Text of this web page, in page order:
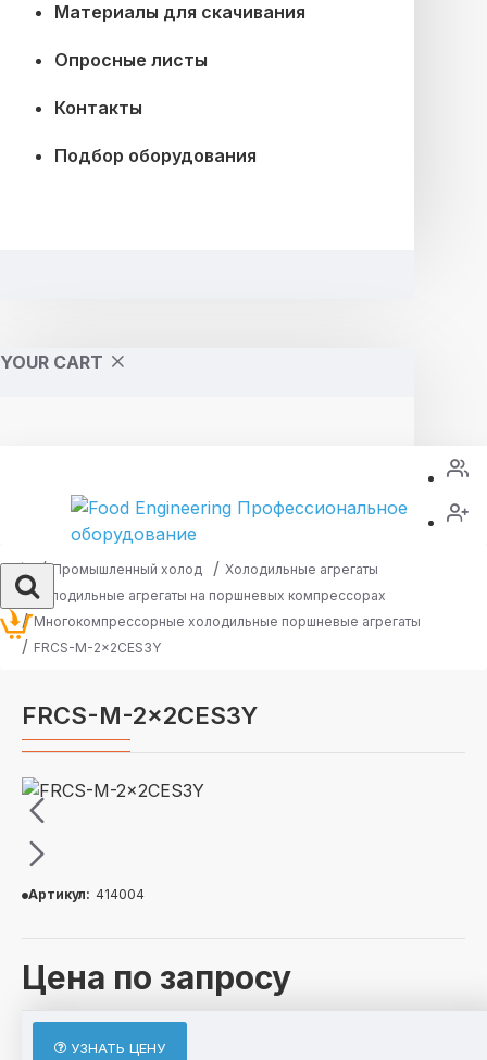
Материалы для скачивания
Опросные листы
Контакты
Подбор оборудования
YOUR CART
Промышленный холод
Холодильные агрегаты
Холодильные агрегаты на поршневых компрессорах
Многокомпрессорные холодильные поршневые агрегаты
FRCS-M-2x2CES3Y
FRCS-M-2x2CES3Y
Цена по запросу
Артикул: 414004
УЗНАТЬ ЦЕНУ
ОПИСАНИЕ